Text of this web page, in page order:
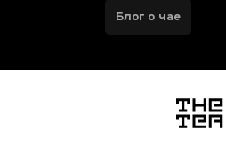
Блог о чае
логотип